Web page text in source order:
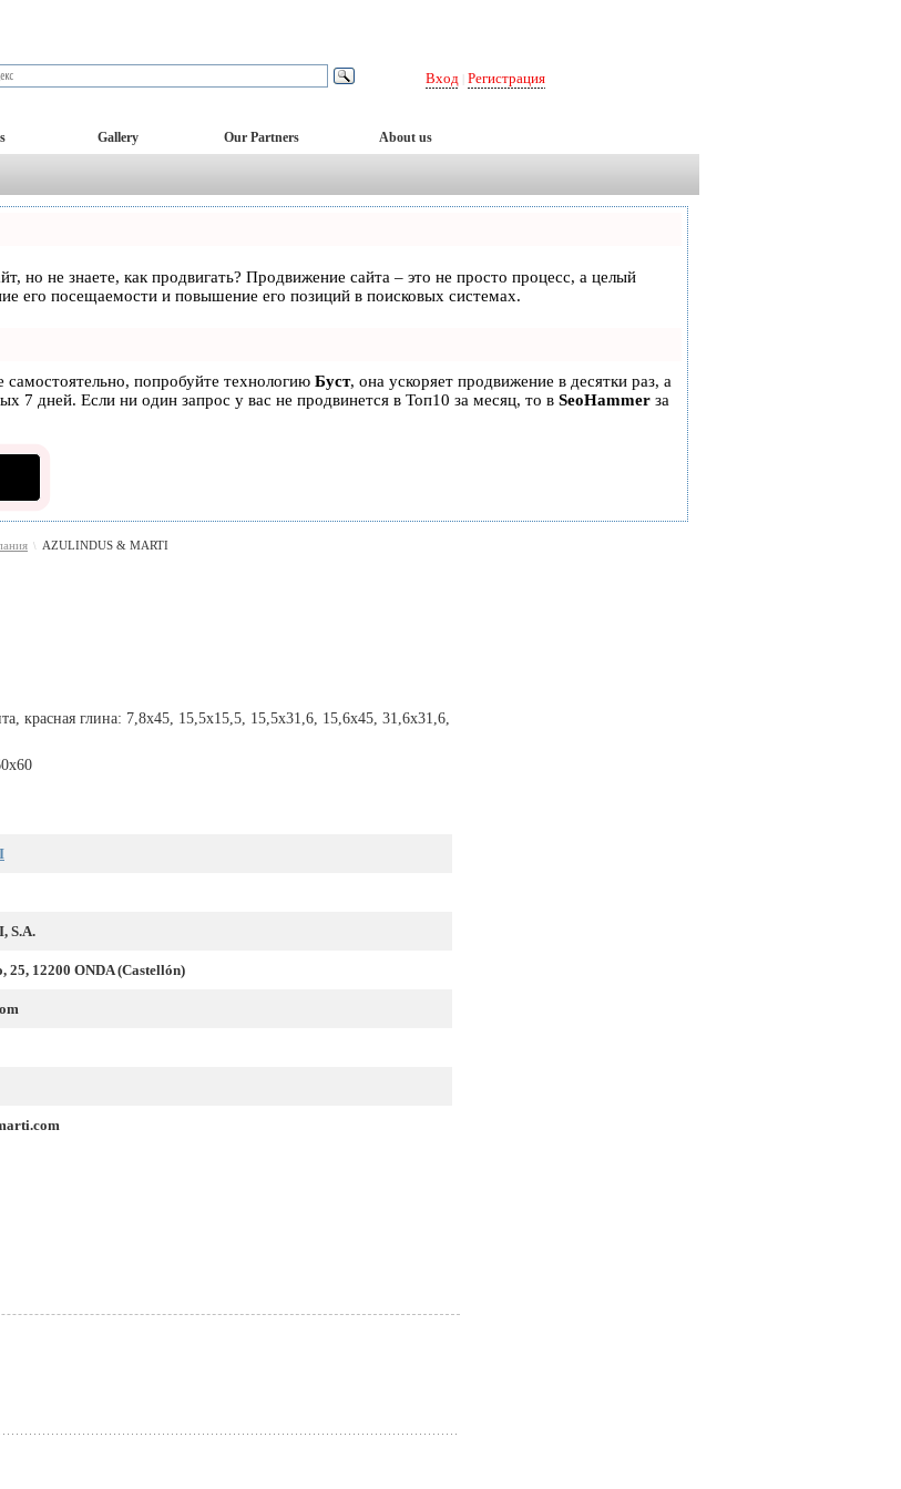
Вход Регистрация
Gallery Our Partners About us
но не знаете, как продвигать? Продвижение сайта – это не просто процесс, а целый
его посещаемости и повышение его позиций в поисковых системах.
попробуйте технологию Буст, она ускоряет продвижение в десятки раз, а
7 дней. Если ни один запрос у вас не продвинется в Топ10 за месяц, то в SeoHammer за
\ AZULINDUS & MARTI
красная глина: 7,8x45, 15,5x15,5, 15,5x31,6, 15,6x45, 31,6x31,6,
S.A.
25, 12200 ONDA (Castellón)